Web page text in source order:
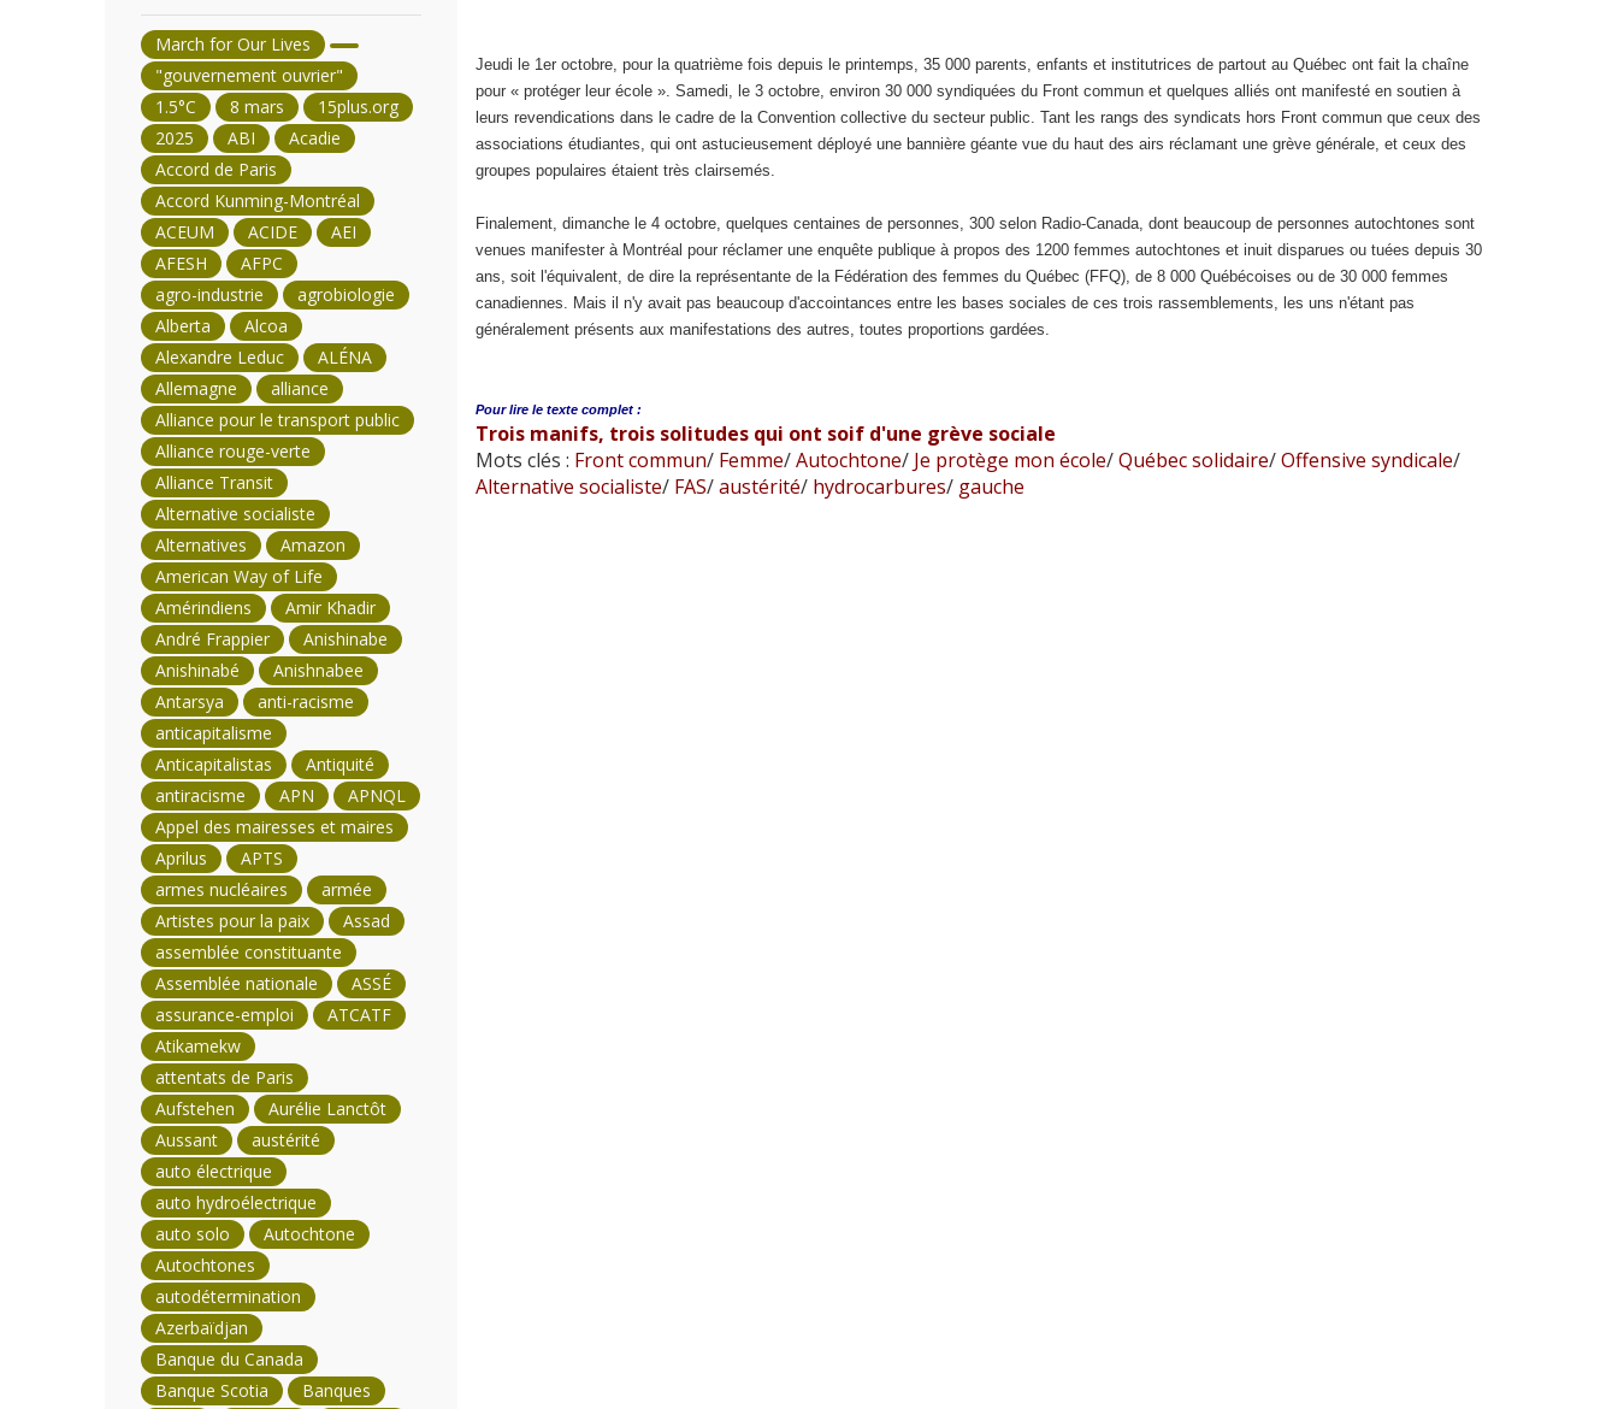
Jeudi le 1er octobre, pour la quatrième fois depuis le printemps, 35 000 parents, enfants et institutrices de partout au Québec ont fait la chaîne
pour « protéger leur école ». Samedi, le 3 octobre, environ 30 000 syndiquées du Front commun et quelques alliés ont manifesté en soutien à
leurs revendications dans le cadre de la Convention collective du secteur public. Tant les rangs des syndicats hors Front commun que ceux des
associations étudiantes, qui ont astucieusement déployé une bannière géante vue du haut des airs réclamant une grève générale, et ceux des
groupes populaires étaient très clairsemés.
Finalement, dimanche le 4 octobre, quelques centaines de personnes, 300 selon Radio-Canada, dont beaucoup de personnes autochtones sont
venues manifester à Montréal pour réclamer une enquête publique à propos des 1200 femmes autochtones et inuit disparues ou tuées depuis 30
ans, soit l'équivalent, de dire la représentante de la Fédération des femmes du Québec (FFQ), de 8 000 Québécoises ou de 30 000 femmes
canadiennes. Mais il n'y avait pas beaucoup d'accointances entre les bases sociales de ces trois rassemblements, les uns n'étant pas
généralement présents aux manifestations des autres, toutes proportions gardées.
Pour lire le texte complet :
Trois manifs, trois solitudes qui ont soif d'une grève sociale
Mots clés : Front commun/Femme/Autochtone/Je protège mon école/Québec solidaire/Offensive syndicale/
Alternative socialiste/FAS/austérité/hydrocarbures/gauche
March for Our Lives
"gouvernement ouvrier"
1.5°C
8 mars
15plus.org
2025
ABI
Acadie
Accord de Paris
Accord Kunming-Montréal
ACEUM
ACIDE
AEI
AFESH
AFPC
agro-industrie
agrobiologie
Alberta
Alcoa
Alexandre Leduc
ALÉNA
Allemagne
alliance
Alliance pour le transport public
Alliance rouge-verte
Alliance Transit
Alternative socialiste
Alternatives
Amazon
American Way of Life
Amérindiens
Amir Khadir
André Frappier
Anishinabe
Anishinabé
Anishnabee
Antarsya
anti-racisme
anticapitalisme
Anticapitalistas
Antiquité
antiracisme
APN
APNQL
Appel des mairesses et maires
Aprilus
APTS
armes nucléaires
armée
Artistes pour la paix
Assad
assemblée constituante
Assemblée nationale
ASSÉ
assurance-emploi
ATCATF
Atikamekw
attentats de Paris
Aufstehen
Aurélie Lanctôt
Aussant
austérité
auto électrique
auto hydroélectrique
auto solo
Autochtone
Autochtones
autodétermination
Azerbaïdjan
Banque du Canada
Banque Scotia
Banques